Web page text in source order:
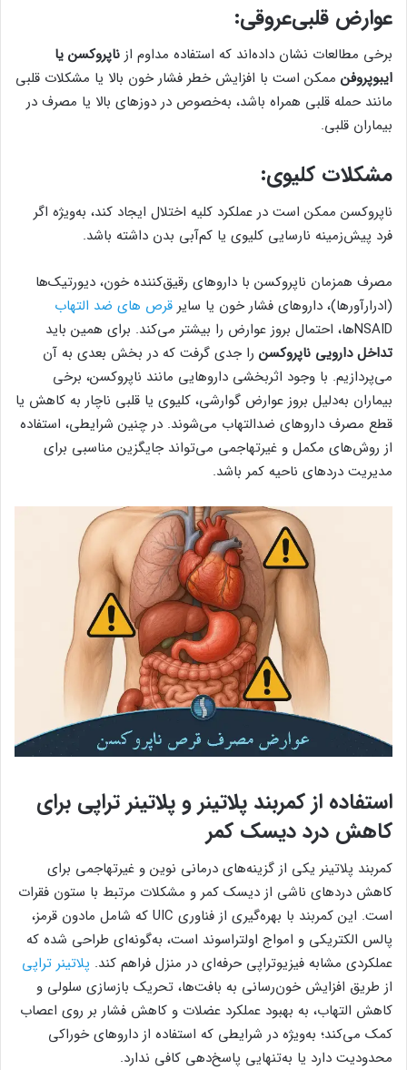
عوارض قلبی‌عروقی:
برخی مطالعات نشان داده‌اند که استفاده مداوم از ناپروکسن یا
ایبوپروفن ممکن است با افزایش خطر فشار خون بالا یا مشکلات قلبی
مانند حمله قلبی همراه باشد، به‌خصوص در دوزهای بالا یا مصرف در
بیماران قلبی.
مشکلات کلیوی:
ناپروکسن ممکن است در عملکرد کلیه اختلال ایجاد کند، به‌ویژه اگر
فرد پیش‌زمینه نارسایی کلیوی یا کم‌آبی بدن داشته باشد.
مصرف همزمان ناپروکسن با داروهای رقیق‌کننده خون، دیورتیک‌ها
(ادرارآورها)، داروهای فشار خون یا سایر قرص های ضد التهاب
NSAIDها، احتمال بروز عوارض را بیشتر می‌کند. برای همین باید
تداخل دارویی ناپروکسن را جدی گرفت که در بخش بعدی به آن
می‌پردازیم. با وجود اثربخشی داروهایی مانند ناپروکسن، برخی
بیماران به‌دلیل بروز عوارض گوارشی، کلیوی یا قلبی ناچار به کاهش یا
قطع مصرف داروهای ضدالتهاب می‌شوند. در چنین شرایطی، استفاده
از روش‌های مکمل و غیرتهاجمی می‌تواند جایگزین مناسبی برای
مدیریت دردهای ناحیه کمر باشد.
استفاده از کمربند پلاتینر و پلاتینر تراپی برای
کاهش درد دیسک کمر
کمربند پلاتینر یکی از گزینه‌های درمانی نوین و غیرتهاجمی برای
کاهش دردهای ناشی از دیسک کمر و مشکلات مرتبط با ستون فقرات
است. این کمربند با بهره‌گیری از فناوری UIC که شامل مادون قرمز،
پالس الکتریکی و امواج اولتراسوند است، به‌گونه‌ای طراحی شده که
عملکردی مشابه فیزیوتراپی حرفه‌ای در منزل فراهم کند. پلاتینر تراپی
از طریق افزایش خون‌رسانی به بافت‌ها، تحریک بازسازی سلولی و
کاهش التهاب، به بهبود عملکرد عضلات و کاهش فشار بر روی اعصاب
کمک می‌کند؛ به‌ویژه در شرایطی که استفاده از داروهای خوراکی
محدودیت دارد یا به‌تنهایی پاسخ‌دهی کافی ندارد.